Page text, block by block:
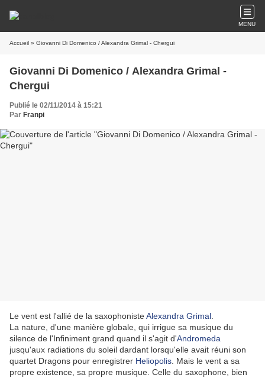
MENU
Accueil » Giovanni Di Domenico / Alexandra Grimal - Chergui
Giovanni Di Domenico / Alexandra Grimal -
Chergui
Publié le 02/11/2014 à 15:21
Par Franpi
Le vent est l'allié de la saxophonisteAlexandra Grimal
La nature, d'une manière globale, qui irrigue sa musique du
silence de l'Infiniment grand quand il s'agit d'Andromeda
jusqu'aux radiations du soleil dardant lorsqu'elle avait réuni son
quartet Dragons pour enregistrer Heliopolis . Mais le vent a sa
propre existence, sa propre musique. Celle du saxophone, bien